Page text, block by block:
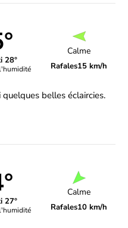
28°
Calme
Rafales15 km/h
belles éclaircies.
27°
Calme
Rafales10 km/h